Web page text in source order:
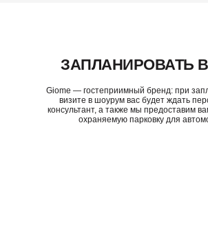
ЗАПЛАНИРОВАТЬ
Giome — гостеприимный бренд: при
визите в шоурум вас будет ждать
консультант, а также мы предоставим
охраняемую парковку для